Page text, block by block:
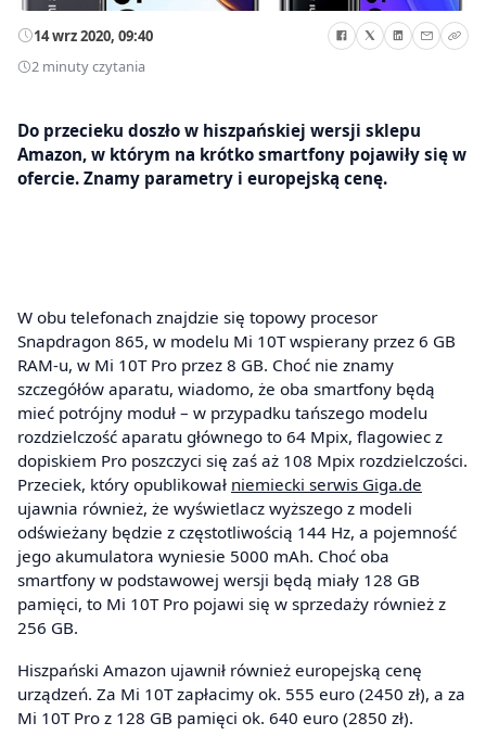
14 wrz 2020, 09:40
2 minuty czytania
Do przecieku doszło w hiszpańskiej wersji sklepu
Amazon, w którym na krótko smartfony pojawiły się w
ofercie. Znamy parametry i europejską cenę.
W obu telefonach znajdzie się topowy procesor
Snapdragon 865, w modelu Mi 10T wspierany przez 6 GB
RAM-u, w Mi 10T Pro przez 8 GB. Choć nie znamy
szczegółów aparatu, wiadomo, że oba smartfony będą
mieć potrójny moduł – w przypadku tańszego modelu
rozdzielczość aparatu głównego to 64 Mpix, flagowiec z
dopiskiem Pro poszczyci się zaś aż 108 Mpix rozdzielczości.
Przeciek, który opublikował niemiecki serwis Giga.de
ujawnia również, że wyświetlacz wyższego z modeli
odświeżany będzie z częstotliwością 144 Hz, a pojemność
jego akumulatora wyniesie 5000 mAh. Choć oba
smartfony w podstawowej wersji będą miały 128 GB
pamięci, to Mi 10T Pro pojawi się w sprzedaży również z
256 GB.
Hiszpański Amazon ujawnił również europejską cenę
urządzeń. Za Mi 10T zapłacimy ok. 555 euro (2450 zł), a za
Mi 10T Pro z 128 GB pamięci ok. 640 euro (2850 zł).